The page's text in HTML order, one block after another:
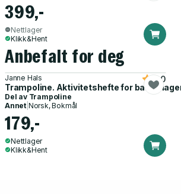
399,-
Nettlager
Klikk&Hent
Anbefalt for deg
Janne Hals
Trampoline. Aktivitetshefte for
5.0
Del av Trampoline
Annet Norsk, Bokmål
179,-
Nettlager
Klikk&Hent